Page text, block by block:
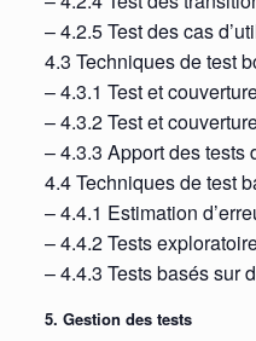
– 4.2.5 Test des cas
4.3 Techniques de test
– 4.3.1 Test et
– 4.3.2 Test et
– 4.3.3 Apport des
4.4 Techniques de test
– 4.4.1 Estimation
– 4.4.2 Tests
– 4.4.3 Tests basés sur
5. Gestion des tests